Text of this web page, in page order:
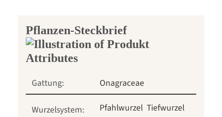
Pflanzen-Steckbrief
Gattung: Onagraceae
Wurzelsystem: Pfahlwurzel Tiefwurzel